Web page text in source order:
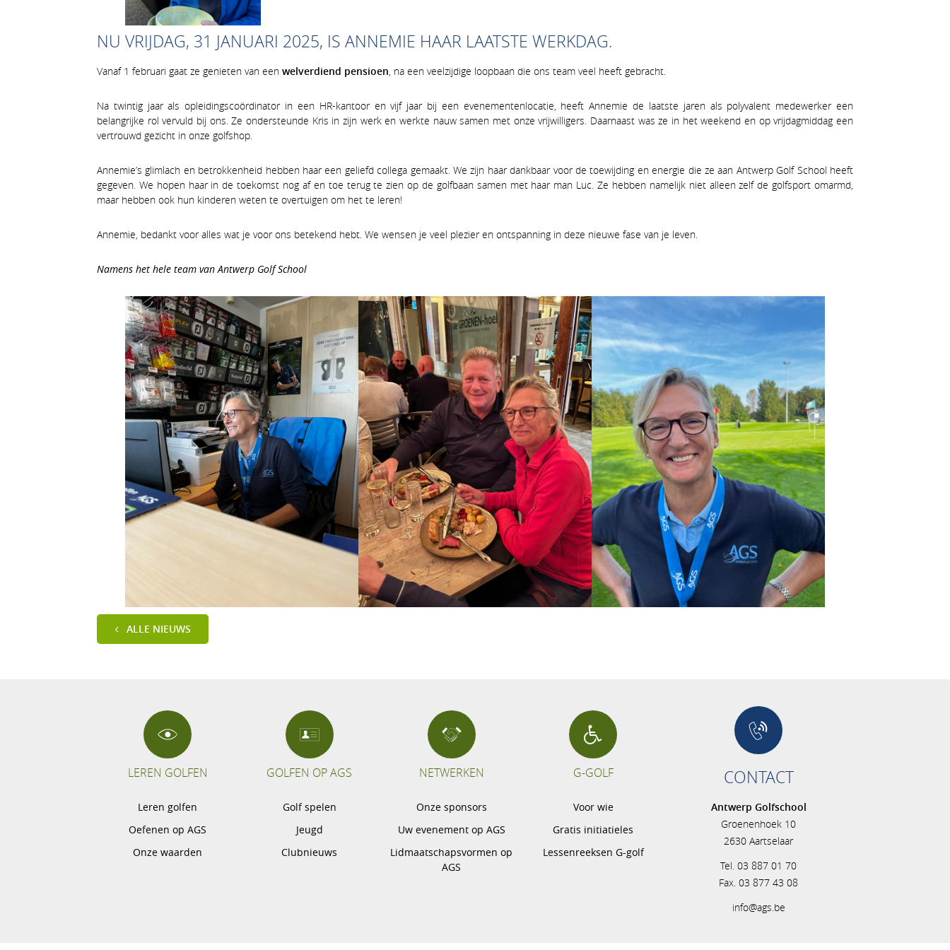
NU VRIJDAG, 31 JANUARI 2025, IS ANNEMIE HAAR LAATSTE WERKDAG.
Vanaf 1 februari gaat ze genieten van een welverdiend pensioen, na een veelzijdige loopbaan die ons team veel heeft gebracht.
Na twintig jaar als opleidingscoördinator in een HR-kantoor en vijf jaar bij een evenementenlocatie, heeft Annemie de laatste jaren als polyvalent medewerker een
belangrijke rol vervuld bij ons. Ze ondersteunde Kris in zijn werk en werkte nauw samen met onze vrijwilligers. Daarnaast was ze in het weekend en op vrijdagmiddag een
vertrouwd gezicht in onze golfshop.
Annemie’s glimlach en betrokkenheid hebben haar een geliefd collega gemaakt. We zijn haar dankbaar voor de toewijding en energie die ze aan Antwerp Golf School heeft
gegeven. We hopen haar in de toekomst nog af en toe terug te zien op de golfbaan samen met haar man Luc. Ze hebben namelijk niet alleen zelf de golfsport omarmd,
maar hebben ook hun kinderen weten te overtuigen om het te leren!
Annemie, bedankt voor alles wat je voor ons betekend hebt. We wensen je veel plezier en ontspanning in deze nieuwe fase van je leven.
Namens het hele team van Antwerp Golf School
ALLE NIEUWS
LEREN GOLFEN
Leren golfen
Oefenen op AGS
Onze waarden
GOLFEN OP AGS
Golf spelen
Jeugd
Clubnieuws
NETWERKEN
Onze sponsors
Uw evenement op AGS
Lidmaatschapsvormen op
AGS
G-GOLF
Voor wie
Gratis initiatieles
Lessenreeksen G-golf
CONTACT
Antwerp Golfschool
Groenenhoek 10
2630 Aartselaar
Tel. 03 887 01 70
Fax. 03 877 43 08
info@ags.be